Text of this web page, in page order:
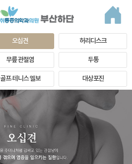
오십견 허리디스크
무릎 관절염 두통
골프·테니스 엘보 대상포진